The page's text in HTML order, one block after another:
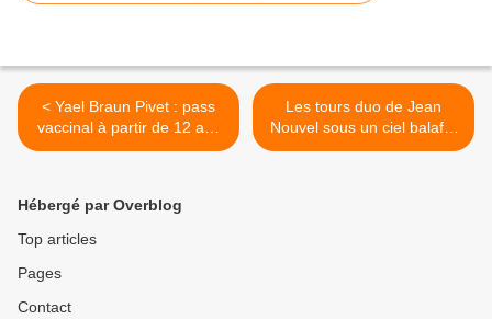
< Yael Braun Pivet : pass
vaccinal à partir de 12 ans
dans le nouveau projet de
Les tours duo de Jean
Nouvel sous un ciel balafré
>
Hébergé par Overblog
Top articles
Pages
Contact